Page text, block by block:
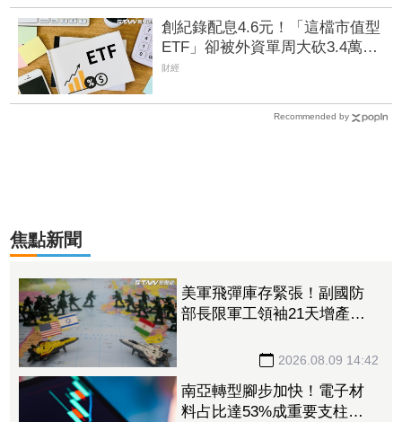
創紀錄配息4.6元！「這檔市值型
ETF」卻被外資單周大砍3.4萬
張 00923豪配3.05元同被抽回2
財經
Recommended by
焦點新聞
美軍飛彈庫存緊張！副國防
部長限軍工領袖21天增產
2026.08.09 14:42
南亞轉型腳步加快！電子材
料占比達53%成重要支柱